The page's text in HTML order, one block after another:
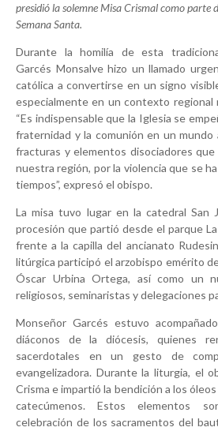
presidió la solemne Misa Crismal como parte
Semana Santa.
Durante la homilía de esta
Garcés Monsalve hizo un llamado
católica a convertirse en un signo
especialmente en un contexto regional
“Es indispensable que la Iglesia se
fraternidad y la comunión en un
fracturas y elementos disociadores
nuestra región, por la violencia que se
tiempos”, expresó el obispo.
La misa tuvo lugar en la catedral San
procesión que partió desde el parque
frente a la capilla del ancianato
litúrgica participó el arzobispo emérito
Óscar Urbina Ortega, así como un
religiosos, seminaristas y delegaciones
Monseñor Garcés estuvo
diáconos de la diócesis, quienes
sacerdotales en un gesto de
evangelizadora. Durante la liturgia, el
Crisma e impartió la bendición a los
catecúmenos. Estos elementos
celebración de los sacramentos del